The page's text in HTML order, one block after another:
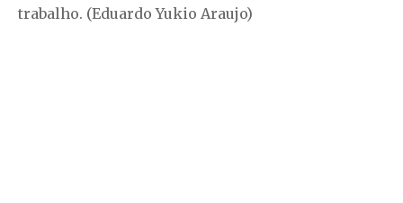
trabalho. (Eduardo Yukio Araujo)